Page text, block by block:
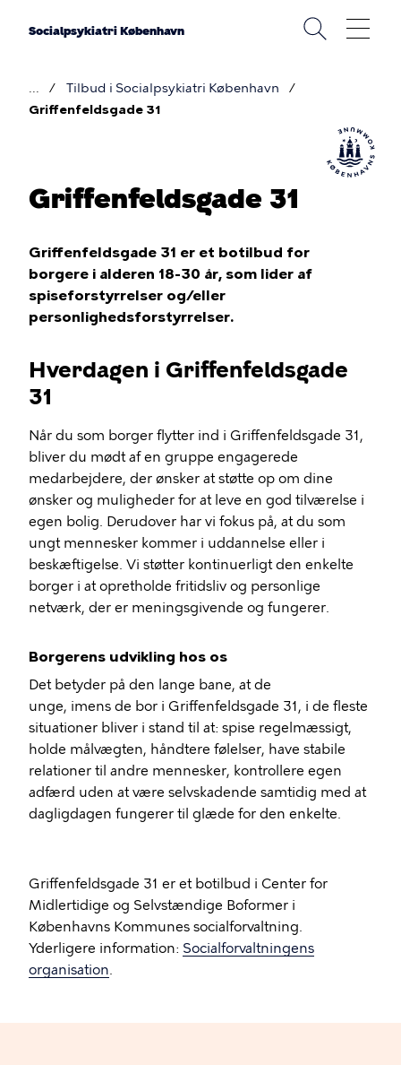
Socialpsykiatri København
Brødkrumme
Tilbud i Socialpsykiatri København
Griffenfeldsgade 31
Griffenfeldsgade 31
Griffenfeldsgade 31 er et botilbud for
borgere i alderen 18-30 år, som lider af
spiseforstyrrelser og/eller
personlighedsforstyrrelser.
Hverdagen i Griffenfeldsgade
31
Når du som borger flytter ind i Griffenfeldsgade 31,
bliver du mødt af en gruppe engagerede
medarbejdere, der ønsker at støtte op om dine
ønsker og muligheder for at leve en god tilværelse i
egen bolig. Derudover har vi fokus på, at du som
ungt mennesker kommer i uddannelse eller i
beskæftigelse. Vi støtter kontinuerligt den enkelte
borger i at opretholde fritidsliv og personlige
netværk, der er meningsgivende og fungerer.
Borgerens udvikling hos os
Det betyder på den lange bane, at de
unge, imens de bor i Griffenfeldsgade 31, i de fleste
situationer bliver i stand til at: spise regelmæssigt,
holde målvægten, håndtere følelser, have stabile
relationer til andre mennesker, kontrollere egen
adfærd uden at være selvskadende samtidig med at
dagligdagen fungerer til glæde for den enkelte.
Griffenfeldsgade 31 er et botilbud i Center for
Midlertidige og Selvstændige Boformer i
Københavns Kommunes socialforvaltning.
Yderligere information: Socialforvaltningens
organisation.